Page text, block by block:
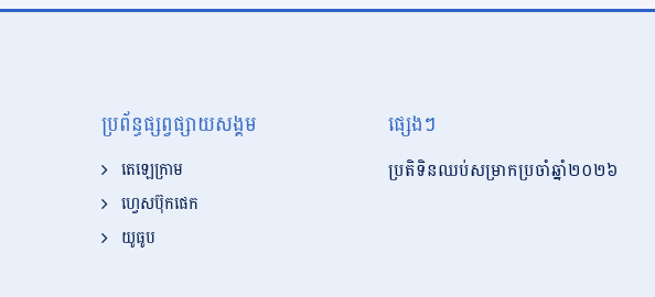
ប្រព័ន្ធផ្សព្វផ្សាយសង្គម
តេឡេក្រាម
ហ្វេសប៊ុកផេក
យូធូប
ផ្សេងៗ
ប្រតិទិនឈប់សម្រាកប្រចាំឆ្នាំ២០២៦